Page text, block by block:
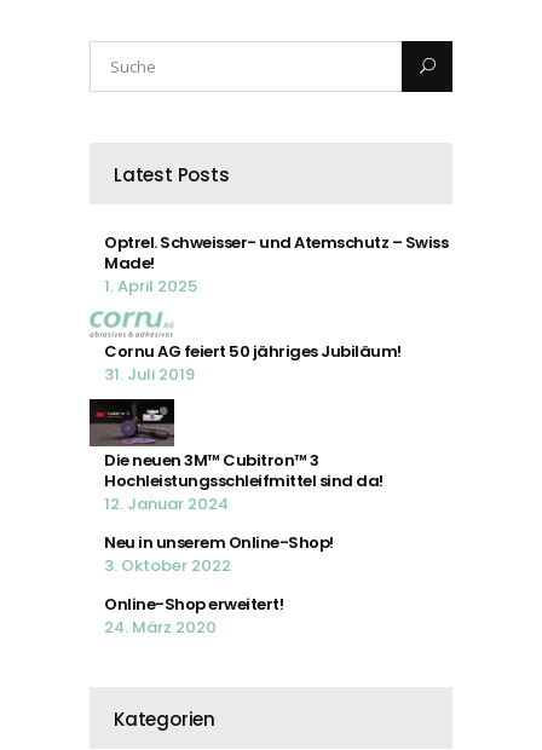
Latest Posts
Optrel. Schweisser- und Atemschutz – Swiss
Made!
1. April 2025
Cornu AG feiert 50 jähriges Jubiläum!
31. Juli 2019
Die neuen 3M™ Cubitron™ 3
Hochleistungsschleifmittel sind da!
12. Januar 2024
Neu in unserem Online-Shop!
3. Oktober 2022
Online-Shop erweitert!
24. März 2020
Kategorien